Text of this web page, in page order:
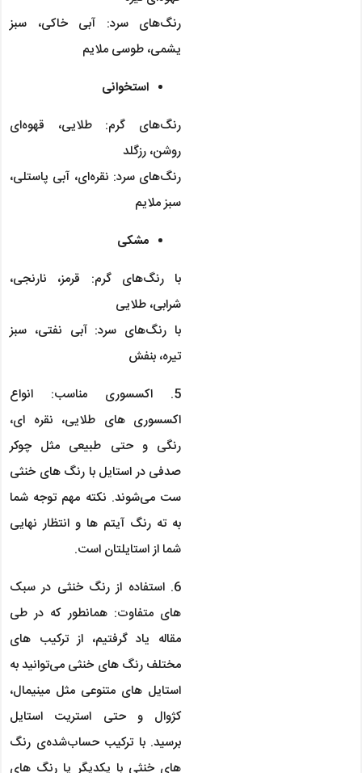
رنگ‌های سرد: آبی خاکی، سبز
یشمی، طوسی ملایم
استخوانی
رنگ‌های گرم: طلایی، قهوه‌ای
روشن، رزگلد
رنگ‌های سرد: نقره‌ای، آبی پاستلی،
سبز ملایم
مشکی
با رنگ‌های گرم: قرمز، نارنجی،
شرابی، طلایی
با رنگ‌های سرد: آبی نفتی، سبز
تیره، بنفش
5. اکسسوری مناسب: انواع
اکسسوری های طلایی، نقره ای،
رنگی و حتی طبیعی مثل چوکر
صدفی در استایل با رنگ های خنثی
ست می‌شوند. نکته مهم توجه شما
به ته رنگ آیتم ها و انتظار نهایی
شما از استایلتان است.
6. استفاده از رنگ خنثی در سبک
های متفاوت: همانطور که در طی
مقاله یاد گرفتیم، از ترکیب های
مختلف رنگ های خنثی می‌توانید به
استایل های متنوعی مثل مینیمال،
کژوال و حتی استریت استایل
برسید. با ترکیب حساب‌شده‎‌‌ی رنگ
های خنثی با یکدیگر یا رنگ های